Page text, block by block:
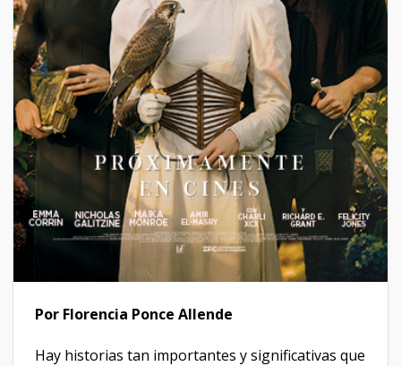
Por Florencia Ponce Allende
Hay historias tan importantes y significativas que